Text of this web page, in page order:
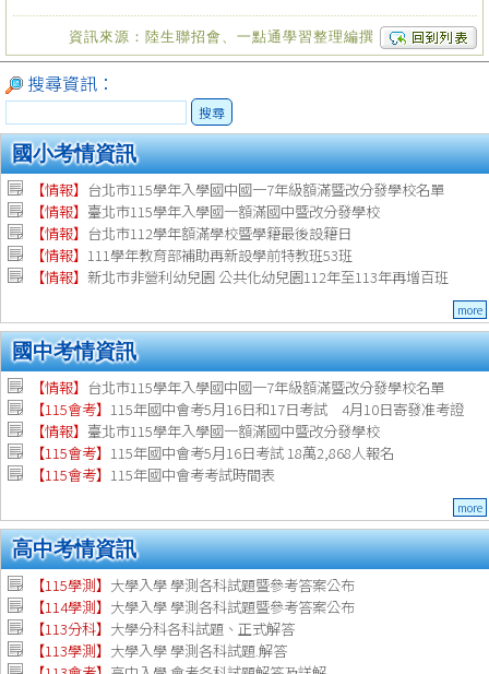
資訊來源：陸生聯招會、一點通學習整理編撰
搜尋資訊：
搜尋
國小考情資訊
【情報】 台北市115學年入學國中國一7年級額滿暨改分發學校名單
【情報】 臺北市115學年入學國一額滿國中暨改分發學校
【情報】 台北市112學年額滿學校暨學籍最後設籍日
【情報】 111學年教育部補助再新設學前特教班53班
【情報】 新北市非營利幼兒園 公共化幼兒園112年至113年再增百班
more
國中考情資訊
【情報】 台北市115學年入學國中國一7年級額滿暨改分發學校名單
【115會考】 115年國中會考5月16日和17日考試 4月10日寄發准考證
【情報】 臺北市115學年入學國一額滿國中暨改分發學校
【115會考】 115年國中會考5月16日考試 18萬2,868人報名
【115會考】 115年國中會考考試時間表
more
高中考情資訊
【115學測】 大學入學 學測各科試題暨參考答案公布
【114學測】 大學入學 學測各科試題暨參考答案公布
【113分科】 大學分科各科試題、正式解答
【113學測】 大學入學 學測各科試題.解答